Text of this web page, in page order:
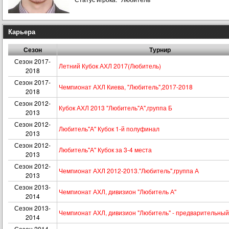
Карьера
Сезон Турнир
Сезон 2017-
2018
Летний Кубок АХЛ 2017(Любитель)
Сезон 2017-
2018
Чемпионат АХЛ Киева, "Любитель",2017-2018
Сезон 2012-
2013
Кубок АХЛ 2013 "Любитель"А",группа Б
Сезон 2012-
2013
Любитель"А" Кубок 1-й полуфинал
Сезон 2012-
2013
Любитель"А" Кубок за 3-4 места
Сезон 2012-
2013
Чемпионат АХЛ 2012-2013."Любитель",группа А
Сезон 2013-
2014
Чемпионат АХЛ, дивизион "Любитель А"
Сезон 2013-
2014
Чемпионат АХЛ, дивизион "Любитель" -